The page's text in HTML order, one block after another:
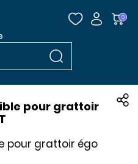
0
et aller au pied
Rechercher
pour grattoir
pour grattoir égo